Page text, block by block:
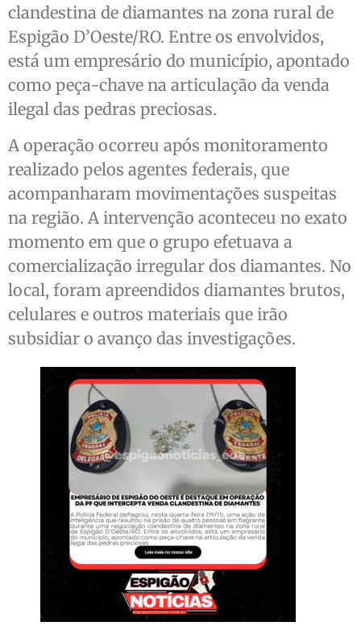
clandestina de diamantes na zona rural de
Espigão D’Oeste/RO. Entre os envolvidos,
está um empresário do município, apontado
como peça-chave na articulação da venda
ilegal das pedras preciosas.
A operação ocorreu após monitoramento
realizado pelos agentes federais, que
acompanharam movimentações suspeitas
na região. A intervenção aconteceu no exato
momento em que o grupo efetuava a
comercialização irregular dos diamantes. No
local, foram apreendidos diamantes brutos,
celulares e outros materiais que irão
subsidiar o avanço das investigações.